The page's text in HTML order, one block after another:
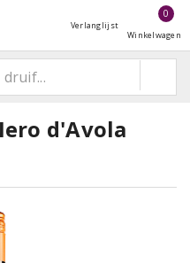
Verlanglijst
0
Winkelwagen
d'Avola